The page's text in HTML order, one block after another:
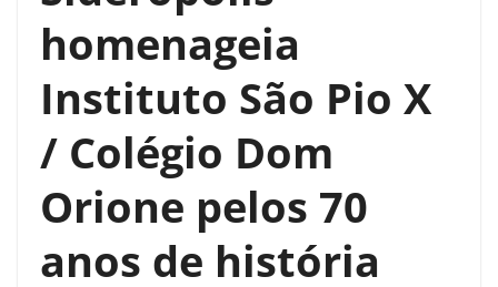
homenageia
Instituto São Pio X
/ Colégio Dom
Orione pelos 70
anos de história